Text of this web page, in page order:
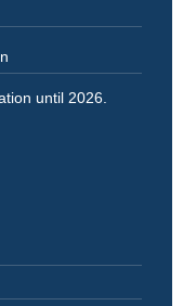
until 2026.